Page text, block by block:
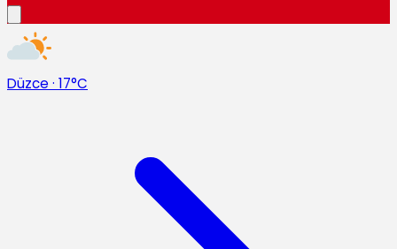
Düzce · 17°C